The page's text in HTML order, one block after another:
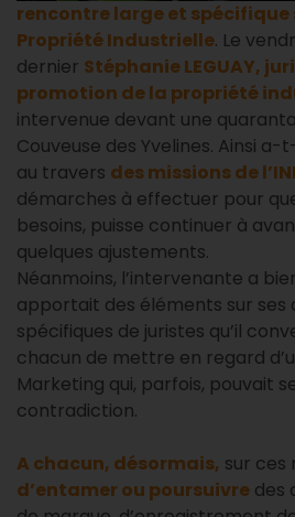
rencontre large et spécifique
Propriété Industrielle. Le
dernier Stéphanie LEGUAY,
promotion de la propriété
intervenue devant une
Couveuse des Yvelines. Ainsi
au travers des missions de
démarches à effectuer pour
besoins, puisse continuer à
quelques ajustements.
Néanmoins, l’intervenante a
apportait des éléments sur
spécifiques de juristes qu’il
chacun de mettre en regard
Marketing qui, parfois, pouvait
contradiction.
A chacun, désormais, sur ces
d’entamer ou poursuivre des